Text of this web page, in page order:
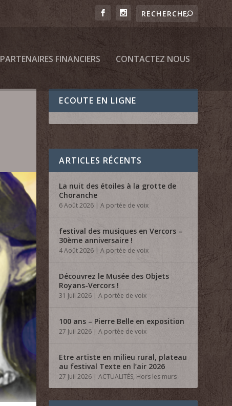
PARTENAIRES FINANCIERS CONTACTEZ NOUS
ECOUTE EN LIGNE
ARTICLES RÉCENTS
La nuit des étoiles à la grotte de
Choranche
6 Août 2026 |A portée de voix
festival des musiques en Vercors –
30ème anniversaire !
4 Août 2026 |A portée de voix
Découvrez le Musée des Objets
Royans-Vercors !
31 Juil 2026 |A portée de voix
100 ans – Pierre Belle en exposition
27 Juil 2026 |A portée de voix
Etre artiste en milieu rural, plateau
au festival Texte en l’air 2026
27 Juil 2026 |ACTUALITÉS, Hors les murs